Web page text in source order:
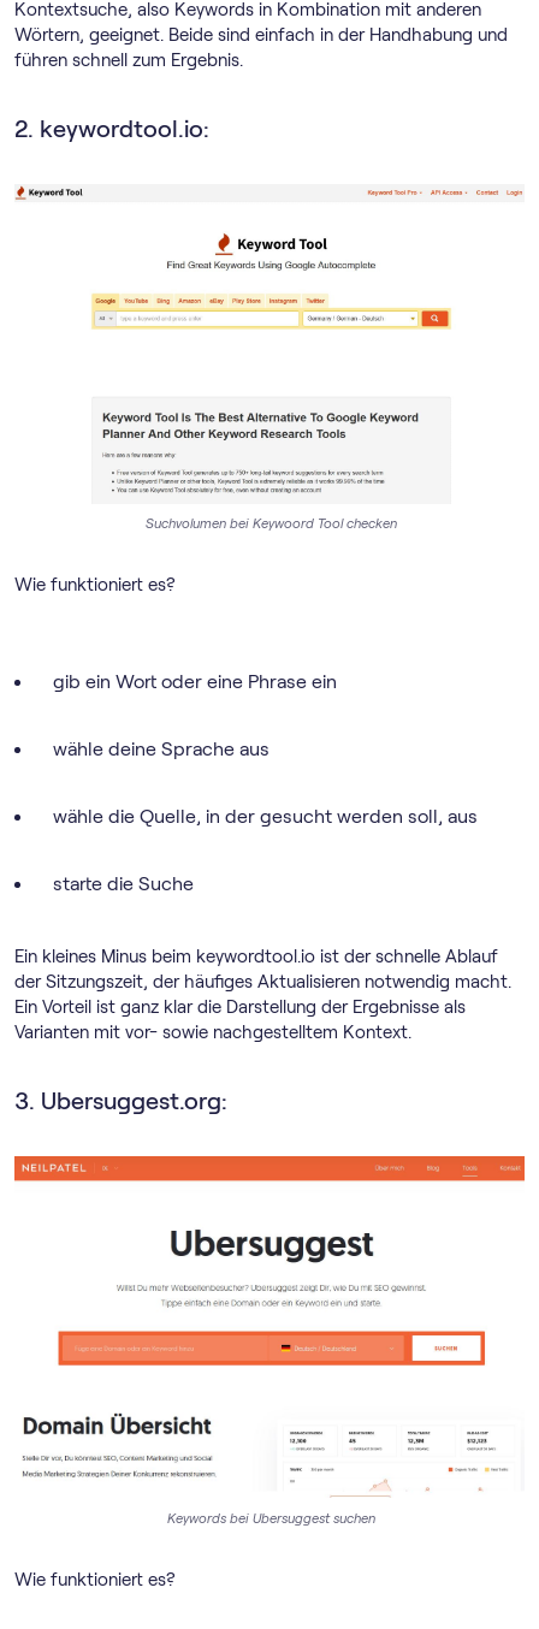
Kontextsuche, also Keywords in Kombination mit anderen
Wörtern, geeignet. Beide sind einfach in der Handhabung und
führen schnell zum Ergebnis.
2. keywordtool.io:
Suchvolumen bei Keywoord Tool checken
Wie funktioniert es?
gib ein Wort oder eine Phrase ein
wähle deine Sprache aus
wähle die Quelle, in der gesucht werden soll, aus
starte die Suche
Ein kleines Minus beim keywordtool.io ist der schnelle Ablauf
der Sitzungszeit, der häufiges Aktualisieren notwendig macht.
Ein Vorteil ist ganz klar die Darstellung der Ergebnisse als
Varianten mit vor- sowie nachgestelltem Kontext.
3. Ubersuggest.org:
Keywords bei Ubersuggest suchen
Wie funktioniert es?